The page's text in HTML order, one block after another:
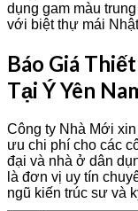
dụng gam màu
với biệt thự mái
Báo Giá
Tại Ý Yên
Công ty Nhà Mới
ưu chi phí cho các
đại và nhà ở dân
là đơn vị uy tín
ngũ kiến trúc sư và